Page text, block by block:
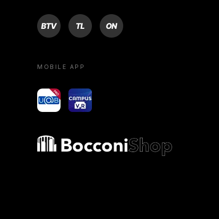
BTV TL ON
MOBILE APP
yoU@B Campus VR
Bocconi shop